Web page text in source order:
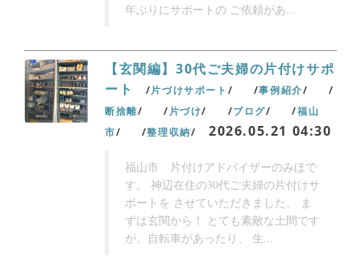
年ぶりにサポートの ご依頼があ...
【玄関編】30代ご夫婦の片付けサポ
ート
片づけサポート
事例紹介
断捨離
片づけ ブログ
福山
市
整理収納 2026.05.21 04:30
福山市 片付けアドバイザーのみほで
す。 神辺在住の30代ご夫婦の片付けサ
ポートを させていただきました。 ま
ずは玄関から！ とても素敵な土間です
が、自転車があったり、 生...